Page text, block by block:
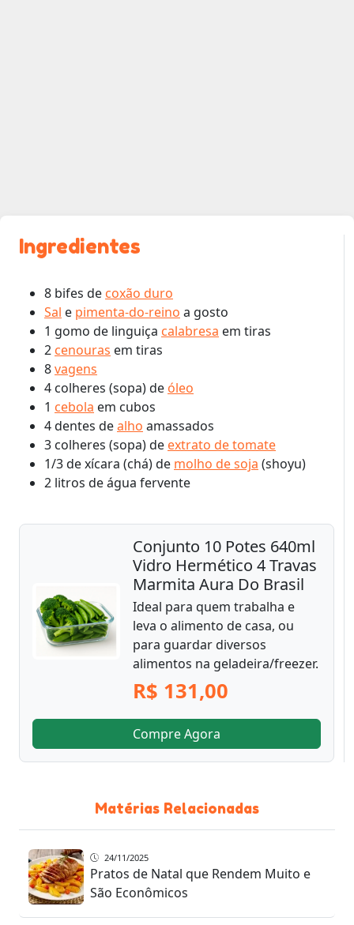
Ingredientes
8 bifes de coxão duro
Sal e pimenta-do-reino a gosto
1 gomo de linguiça calabresa em tiras
2 cenouras em tiras
8vagens
4 colheres (sopa) de óleo
1 cebola em cubos
4 dentes dealho amassados
3 colheres (sopa) de extrato de tomate
1/3 de xícara (chá) de molho de soja (shoyu)
2 litros de água fervente
Conjunto 10 Potes 640ml
Vidro Hermético 4 Travas
Marmita Aura Do Brasil
Ideal para quem trabalha e
leva o alimento de casa, ou
para guardar diversos
alimentos na geladeira/freezer.
R$ 131,00
Compre Agora
Matérias Relacionadas
24/11/2025
Pratos de Natal que Rendem Muito e
São Econômicos